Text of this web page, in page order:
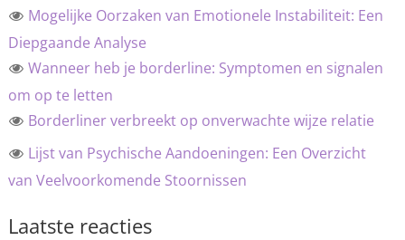
Mogelijke Oorzaken van Emotionele Instabiliteit: Een
Diepgaande Analyse
Wanneer heb je borderline: Symptomen en signalen
om op te letten
Borderliner verbreekt op onverwachte wijze relatie
Lijst van Psychische Aandoeningen: Een Overzicht
van Veelvoorkomende Stoornissen
Laatste reacties